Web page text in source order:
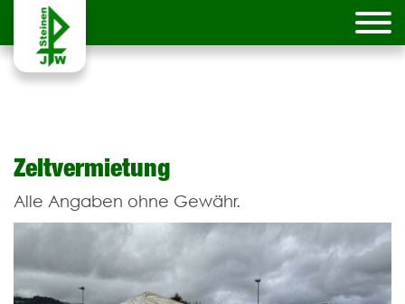
Zeltvermietung
Alle Angaben ohne Gewähr.